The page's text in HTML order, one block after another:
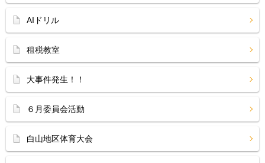
AIドリル
租税教室
大事件発生！！
６月委員会活動
白山地区体育大会